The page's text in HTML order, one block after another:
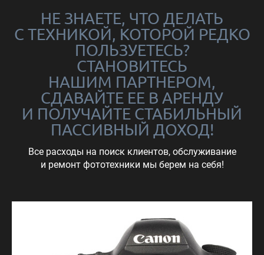
НЕ ЗНАЕТЕ, ЧТО ДЕЛАТЬ
С ТЕХНИКОЙ, КОТОРОЙ РЕДКО
ПОЛЬЗУЕТЕСЬ?
СТАНОВИТЕСЬ
НАШИМ ПАРТНЕРОМ,
СДАВАЙТЕ ЕЕ В АРЕНДУ
И ПОЛУЧАЙТЕ СТАБИЛЬНЫЙ
ПАССИВНЫЙ ДОХОД!
Все расходы на поиск клиентов, обслуживание
и ремонт фототехники мы берем на себя!